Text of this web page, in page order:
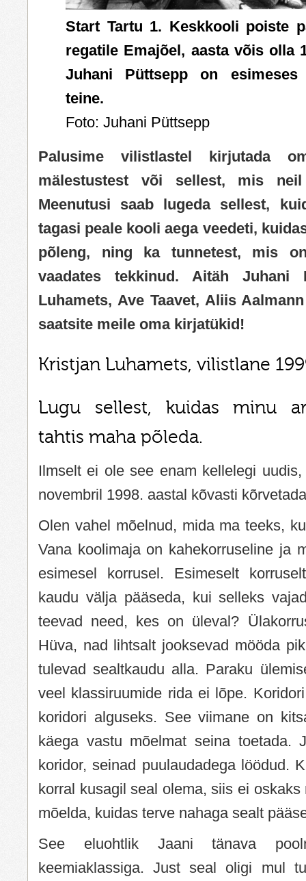
Start Tartu 1. Keskkooli poiste
regatile Emajõel, aasta võis olla
Juhani Püttsepp on
teine.
Foto: Juhani Püttsepp
Palusime vilistlastel kirjutada
mälestustest või sellest, mis
Meenutusi saab lugeda sellest,
tagasi peale kooli aega veedeti,
põleng, ning ka tunnetest, mis
vaadates tekkinud. Aitäh Juhani
Luhamets, Ave Taavet, Aliis
saatsite meile oma kirjatükid!
Kristjan Luhamets, vilistlane
Lugu sellest, kuidas minu
tahtis maha põleda.
Ilmselt ei ole see enam kellelegi
novembril 1998. aastal kõvasti
Olen vahel mõelnud, mida ma teeks,
Vana koolimaja on kahekorruseline ja
esimesel korrusel. Esimeselt
kaudu välja pääseda, kui selleks
teevad need, kes on üleval?
Hüva, nad lihtsalt jooksevad mööda
tulevad sealtkaudu alla. Paraku
veel klassiruumide rida ei lõpe.
koridori alguseks. See viimane on
käega vastu mõelmat seina toetada.
koridor, seinad puulaudadega löödud.
korral kusagil seal olema, siis ei
mõelda, kuidas terve nahaga sealt
See eluohtlik Jaani tänava
keemiaklassiga. Just seal oligi mul